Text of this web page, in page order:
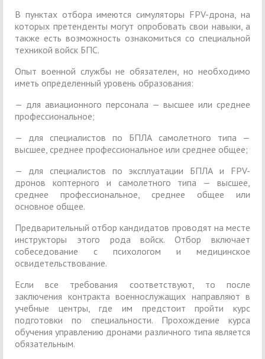
В пунктах отбора имеются симуляторы FPV-дрона, на
которых претенденты могут опробовать свои навыки, а
также есть возможность ознакомиться со специальной
техникой войск БПС.
Опыт военной службы не обязателен, но необходимо
иметь определенный уровень образования:
— для авиационного персонала — высшее или среднее
профессиональное;
— для специалистов по БПЛА самолетного типа —
высшее, среднее профессиональное или среднее общее;
— для специалистов по эксплуатации БПЛА и FPV-
дронов коптерного и самолетного типа — высшее,
среднее профессиональное, среднее общее или
основное общее.
Предварительный отбор кандидатов проводят на месте
инструкторы этого рода войск. Отбор включает
собеседование с психологом и медицинское
освидетельствование.
Если все требования соответствуют, то после
заключения контракта военнослужащих направляют в
учебные центры, где им предстоит пройти курс
подготовки по специальности. Прохождение курса
обучения управлению дронами различного типа является
обязательным.